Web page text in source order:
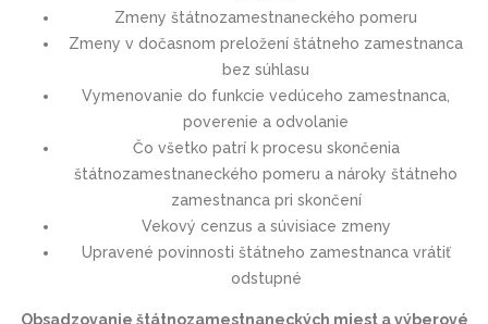
Zmeny štátnozamestnaneckého pomeru
Zmeny v dočasnom preložení štátneho zamestnanca
bez súhlasu
Vymenovanie do funkcie vedúceho zamestnanca,
poverenie a odvolanie
Čo všetko patrí k procesu skončenia
štátnozamestnaneckého pomeru a nároky štátneho
zamestnanca pri skončení
Vekový cenzus a súvisiace zmeny
Upravené povinnosti štátneho zamestnanca vrátiť
odstupné
Obsadzovanie štátnozamestnaneckých miest a výberové